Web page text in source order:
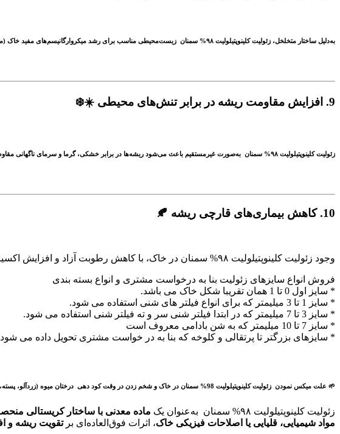
به‌دلیل ساختار متخلخل، زئولیت کلینوپتیلولیت ۹۸% سمنان زیست‌محیطی مناسب برای رشد میکروارگانیسم‌های مفید خاک (مانند باکتری‌های تثبیت‌کننده نیتروژن) فراهم می‌آورد.
9. افزایش مقاومت ریشه در برابر تنش‌های محیطی ☀️❄️
زئولیت کلینوپتیلولیت ۹۸% سمنان به‌صورت غیرمستقیم باعث می‌شود ریشه‌ها در برابر خشکی، گرما و سرمای ناگهانی مقاوم‌تر شوند.
10. کاهش بیماری‌های قارچی ریشه 🍂
وجود زئولیت کلینوپتیلولیت ۹۸% سمنان در خاک، با کاهش رطوبت آزاد و افزایش اکسیژن در اطراف ریشه، به کاهش شیوع قارچ‌های ریشه‌زی کمک می‌کند.
فروش انواع سایزهای زئولیت بنا به درخواست مشتری و انواع بسته بندی
* سایز اول 0 تا 1 همان تقریبا شکل خاک می باشد.
* سایز 1 تا 3 میلیمتر که برای انواع فیلتر های شنی استفاده می شود.
* سایز 3 تا 7 میلیمتر که در ابتدا فیلتر شنی سر و ته فیلتر شنی استفاده می شود.
* سایز 7 تا 10 میلیمتر که به شن بادامی معروف است
* سایزهای بزرگتر تا پرتقالی و کلوخه که بنا به در خواست مشتری تحویل داده می
🌱 علت میکس نمودن زئولیت کلینوپتیلولیت 98% سمنان در خاک و شخم زدن در وقت کود دهی درختان میوه (زردآلو، پسته، بادام، سیب و…) ✅
زئولیت کلینوپتیلولیت ۹۸% سمنان به‌عنوان یک ماده معدنی با ساختار کریستالی
مواد شیمیایی، قلیایی یا اصلاحات فیزیکی خاک، اثرات فوق‌العاده‌ای برتقویت ریشه و